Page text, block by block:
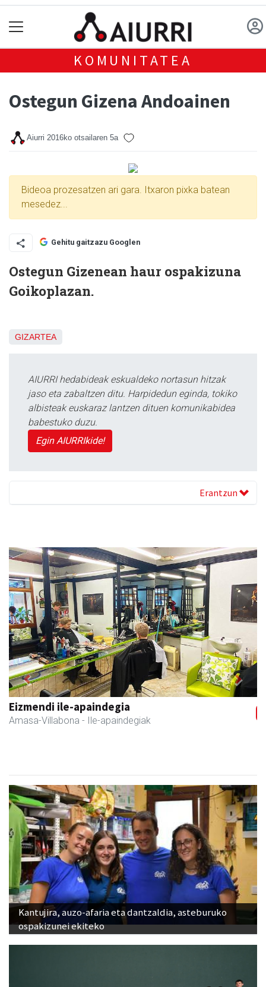
KOMUNITATEA
Ostegun Gizena Andoainen
Aiurri 2016ko otsailaren 5a
Bideoa prozesatzen ari gara. Itxaron pixka batean
mesedez...
Gehitu gaitzazu Googlen
Ostegun Gizenean haur ospakizuna
Goikoplazan.
GIZARTEA
AIURRI hedabideak eskualdeko nortasun hitzak
jaso eta zabaltzen ditu. Harpidedun eginda, tokiko
albisteak euskaraz lantzen dituen komunikabidea
babestuko duzu.
Egin AIURRIkide!
Erantzun
Magale Ikastetxea
Urnieta - Hezkuntza
Previous Next
Kantujira, auzo-afaria eta dantzaldia, asteburuko
ospakizunei ekiteko